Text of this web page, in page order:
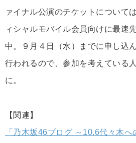
ァイナル公演のチケットについて
ィシャルモバイル会員向けに最速
中。９月４日（水）までに申し込
行われるので、参加を考えている
に。
【関連】
「乃木坂46ブログ ～10.6代々木へ